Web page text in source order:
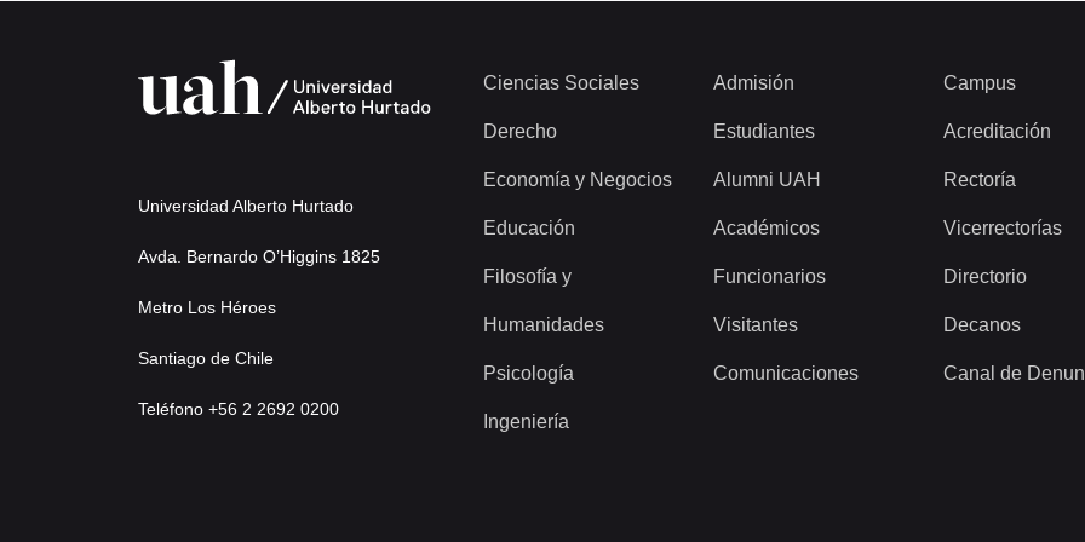
Universidad Alberto Hurtado
Avda. Bernardo O’Higgins 1825
Metro Los Héroes
Santiago de Chile
Teléfono +56 2 2692 0200
Ciencias Sociales
Derecho
Economía y Negocios
Educación
Filosofía y
Humanidades
Psicología
Ingeniería
Admisión
Estudiantes
Alumni UAH
Académicos
Funcionarios
Visitantes
Comunicaciones
Campus
Acreditación
Rectoría
Vicerrectorías
Directorio
Decanos
Canal de